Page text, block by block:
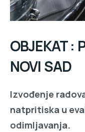
OBJEKAT :
NOVI SAD
Izvođenje
natpritiska u
odimljavanja.